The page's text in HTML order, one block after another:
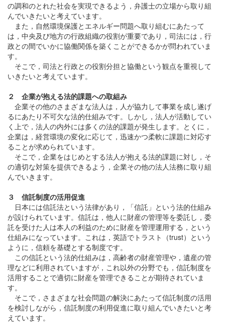
の調和のとれた社会を実現できるよう，弁護士の立場から取り組
んでいきたいと考えています。
また，自然環境保護とエネルギー問題へ取り組むにあたって
は，中央及び地方の行政組織の役割が重要であり，司法には，行
政との間でいかに協働関係を築くことができるかが問われていま
す。
そこで，司法と行政との役割分担と協働という観点を重視して
いきたいと考えています。
２ 企業が抱える法的課題への取組み
企業その他のさまざまな法人は，人が協力して事業を成し遂げ
るにあたり不可欠な法的仕組みです。しかし，法人が活動してい
く上で，法人の内外には多くの法的課題が発生します。とくに，
企業は，経営環境の変化に応じて，迅速かつ柔軟に課題に対応す
ることが求められています。
そこで，企業をはじめとする法人が抱える法的課題に対し，そ
の適切な対策を提供できるよう，企業その他の法人法務に取り組
んでいきます。
３ 信託制度の活用促進
日本には信託法という法律があり，「信託」という法的仕組み
が設けられています。信託は，他人に財産の管理等を委託し，委
託を受けた人は本人の利益のために財産を管理運用する，という
仕組みになっています。これは，英語でトラスト（trust）という
ように，信頼を基礎とする制度です。
この信託という法的仕組みは，高齢者の財産管理や，遺産の管
理などに利用されていますが，これ以外の分野でも，信託制度を
活用することで適切に財産を管理できることが期待されていま
す。
そこで，さまざまな社会問題の解決にあたって信託制度の活用
を検討しながら，信託制度の利用促進に取り組んでいきたいと考
えています。